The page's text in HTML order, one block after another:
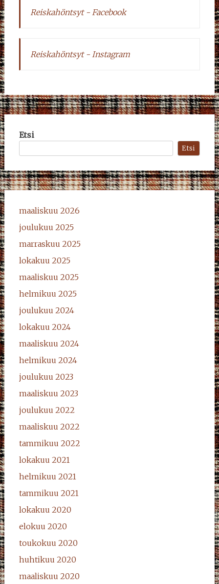
Reiskahöntsyt - Facebook
Reiskahöntsyt - Instagram
Etsi
Etsi
maaliskuu 2026
joulukuu 2025
marraskuu 2025
lokakuu 2025
maaliskuu 2025
helmikuu 2025
joulukuu 2024
lokakuu 2024
maaliskuu 2024
helmikuu 2024
joulukuu 2023
maaliskuu 2023
joulukuu 2022
maaliskuu 2022
tammikuu 2022
lokakuu 2021
helmikuu 2021
tammikuu 2021
lokakuu 2020
elokuu 2020
toukokuu 2020
huhtikuu 2020
maaliskuu 2020